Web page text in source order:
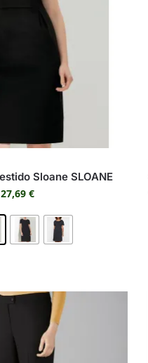
Sloane SLOANE
€